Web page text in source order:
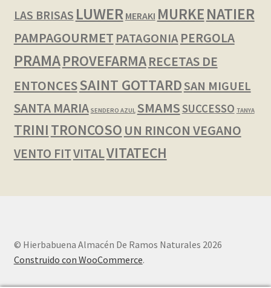
LAS BRISAS LUWER MERAKI MURKENATIER
PAMPAGOURMET PATAGONIA PERGOLA
PRAMAPROVEFARMARECETAS DE
ENTONCESSAINT GOTTARDSAN MIGUEL
SANTA MARIA SENDERO AZUL SMAMSSUCCESSO TANYA
TRINI TRONCOSO UN RINCON VEGANO
VENTO FITVITALVITATECH
© Hierbabuena Almacén De Ramos Naturales 2026
Construido con WooCommerce.